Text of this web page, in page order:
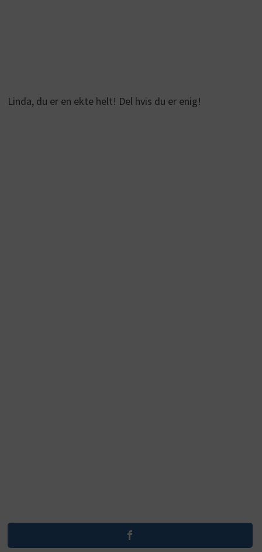
Linda, du er en ekte helt! Del hvis du er enig!